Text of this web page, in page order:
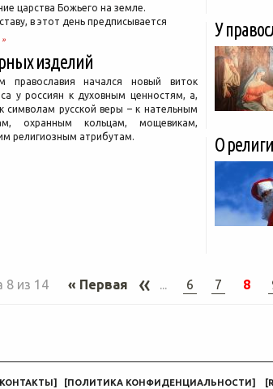
царства Божьего на земле.
в этот день предписывается
»
изделий
православия начался новый виток
у россиян к духовным ценностям, а,
символам русской веры – к нательным
охранным кольцам, мощевикам,
религиозным атрибутам.
У
О
8 из 14 « Первая « ... 6 7 8
] [ПОЛИТИКА КОНФИДЕНЦИАЛЬНОСТИ] [